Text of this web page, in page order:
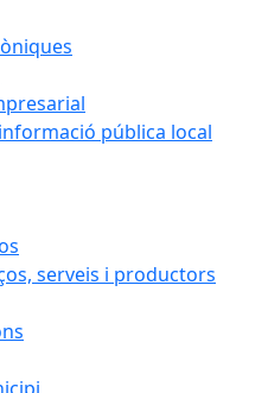
pública local
serveis i productors